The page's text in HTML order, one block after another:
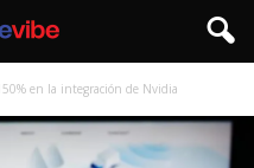
en la integración de Nvidia